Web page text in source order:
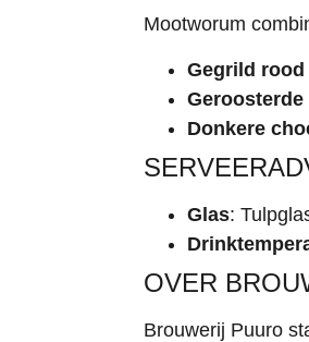
Mootworum
Gegrild rood
Geroosterde
Donkere
Glas:
OVER
Brouwerij Puuro